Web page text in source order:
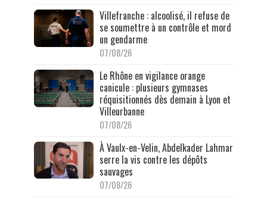
Villefranche : alcoolisé, il refuse de
se soumettre à un contrôle et mord
un gendarme
07/08/26
Le Rhône en vigilance orange
canicule : plusieurs gymnases
réquisitionnés dès demain à Lyon et
Villeurbanne
07/08/26
À Vaulx-en-Velin, Abdelkader Lahmar
serre la vis contre les dépôts
sauvages
07/08/26